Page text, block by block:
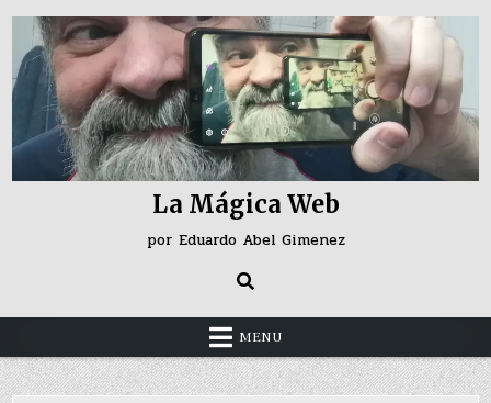
Skip
content
La Mágica Web
por Eduardo Abel Gimenez
MENU